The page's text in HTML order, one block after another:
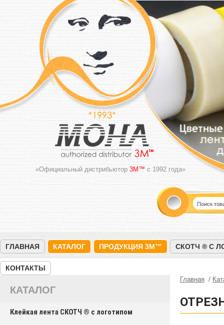
«Официальный дистрибьютор 3M™ с 1992 года»
ГЛАВНАЯ КАТАЛОГ ПРОДУКЦИЯ 3M™ СКОТЧ ® С
КОНТАКТЫ
Главная
КАТАЛОГ
Клейкая лента СКОТЧ ® с логотипом